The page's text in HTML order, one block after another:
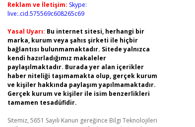
Reklam ve İletişim: Skype:
live:.cid.575569c608265c69
Yasal Uyarı: Bu internet sitesi, herhangi bir
marka, kurum veya şahıs şirketi ile hiçbir
bağlantısı bulunmamaktadır. Sitede yalnızca
kendi hazırladığımız makaleler
paylaşılmaktadır. Burada yer alan içerikler
haber niteliği taşımamakta olup, gerçek kurum
ve kişiler hakkında paylaşım yapılmamaktadır.
Gerçek kurum ve kişiler ile isim benzerlikleri
tamamen tesadüfidir.
Sitemiz, 5651 Sayılı Kanun gereğince Bilgi Teknolojileri